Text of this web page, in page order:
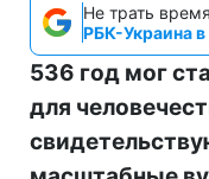
Не трать
РБК-Украина
536 год мог
для